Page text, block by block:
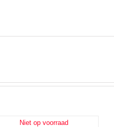
Niet op voorraad